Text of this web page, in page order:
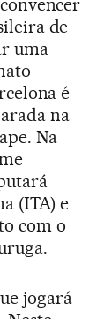
de
uma
é
na
Na
(ITA) e
com o
jogará